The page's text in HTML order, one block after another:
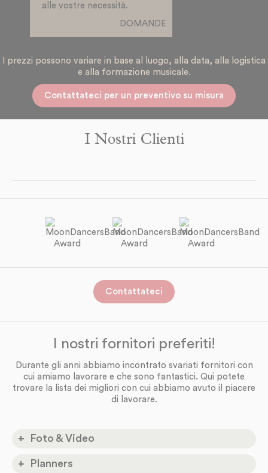
alle vostre necessità.
DOMANDE
I prezzi possono variare in base al luogo, alla data, alla logistica
e alla formazione musicale.
Contattateci per un preventivo su misura
I Nostri Clienti
Contattateci
I nostri fornitori preferiti!
Durante gli anni abbiamo incontrato svariati fornitori con
cui amiamo lavorare e che sono fantastici. Qui potete
trovare la lista dei migliori con cui abbiamo avuto il piacere
di lavorare.
Foto & Video
www.lightwave-artists.com
Planners